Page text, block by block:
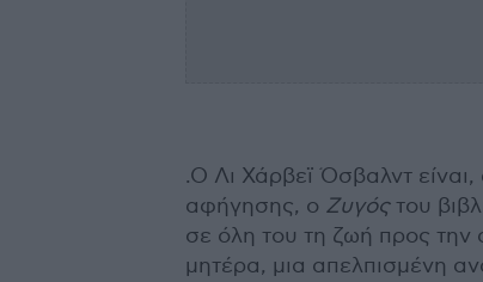
.Ο Λι Χάρβεϊ Όσβαλντ είναι,
αφήγησης, ο Ζυγόςτου
σε όλη του τη ζωή προς την
μητέρα, μια απελπισμένη